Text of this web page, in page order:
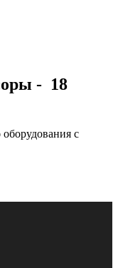
- 18
с